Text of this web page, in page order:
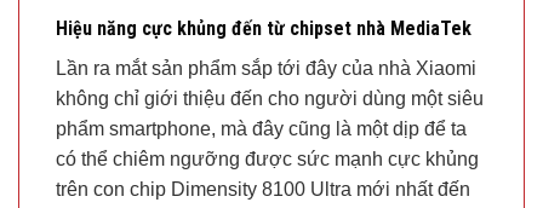
Hiệu năng cực khủng đến từ chipset nhà MediaTek
Lần ra mắt sản phẩm sắp tới đây của nhà Xiaomi
không chỉ giới thiệu đến cho người dùng một siêu
phẩm smartphone, mà đây cũng là một dịp để ta
có thể chiêm ngưỡng được sức mạnh cực khủng
trên con chip Dimensity 8100 Ultra mới nhất đến